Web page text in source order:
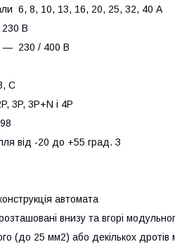
6, 8, 10, 13, 16, 20, 25, 32, 40 А
230 В
/ 400 В
C
3P, 3P+N і 4P
від -20 до +55 град. З
автомата
внизу та вгорі
(до 25 мм2) або декількох дротів